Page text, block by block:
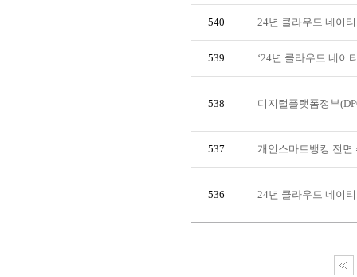
540 24년 클라우드 네이
539 ‘24년 클라우드 네이
538 디지털플랫폼정부
537 개인스마트뱅킹 전면
536 24년 클라우드 네이